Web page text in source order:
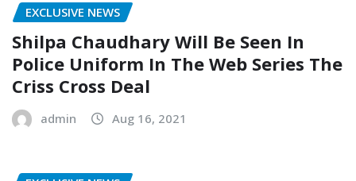
EXCLUSIVE NEWS
Shilpa Chaudhary Will Be Seen In
Police Uniform In The Web Series The
Criss Cross Deal
admin Aug 16, 2021